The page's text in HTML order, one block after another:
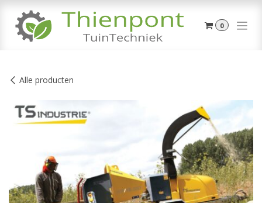
0
Alle producten